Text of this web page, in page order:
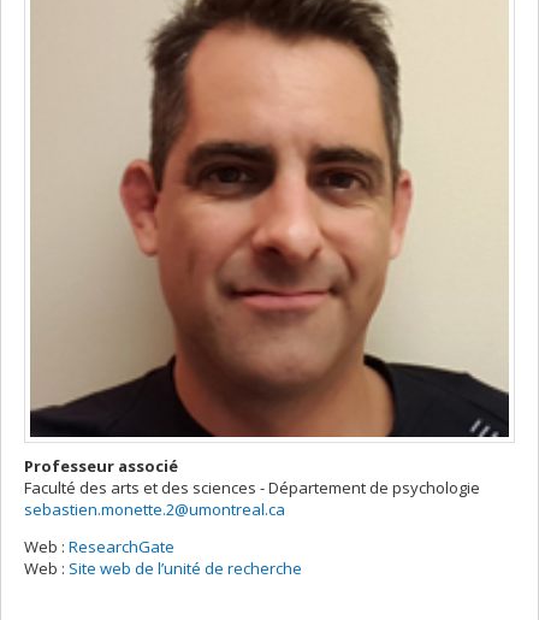
Professeur associé
Faculté des arts et des sciences - Département de psychologie
sebastien.monette.2@umontreal.ca
Web : ResearchGate
Web : Site web de l’unité de recherche